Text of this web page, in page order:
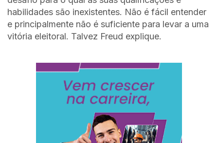
habilidades são inexistentes. Não é fácil entender
e principalmente não é suficiente para levar a uma
vitória eleitoral. Talvez Freud explique.